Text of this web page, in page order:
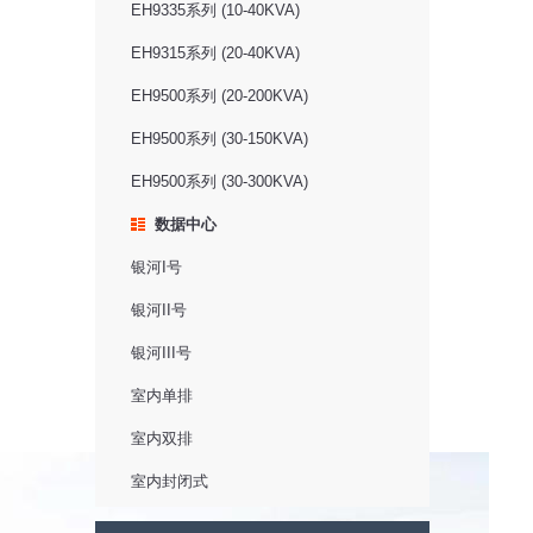
EH9335系列 (10-40KVA)
EH9315系列 (20-40KVA)
EH9500系列 (20-200KVA)
EH9500系列 (30-150KVA)
EH9500系列 (30-300KVA)
数据中心
银河I号
银河II号
银河III号
室内单排
室内双排
室内封闭式